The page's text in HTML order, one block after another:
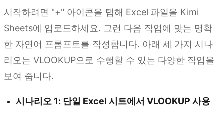
시작하려면 "+" 아이콘을 탭해 Excel 파일을 Kimi
Sheets에 업로드하세요. 그런 다음 작업에 맞는 명확
한 자연어 프롬프트를 작성합니다. 아래 세 가지 시나
리오는 VLOOKUP으로 수행할 수 있는 다양한 작업을
보여 줍니다.
시나리오 1: 단일 Excel 시트에서 VLOOKUP 사용